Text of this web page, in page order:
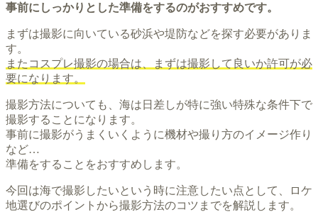
事前にしっかりとした準備をするのがおすすめです。
まずは撮影に向いている砂浜や堤防などを探す必要がありま
す。
またコスプレ撮影の場合は、まずは撮影して良いか許可が必
要になります。
撮影方法についても、海は日差しが特に強い特殊な条件下で
撮影することになります。
事前に撮影がうまくいくように機材や撮り方のイメージ作り
など…
準備をすることをおすすめします。
今回は海で撮影したいという時に注意したい点として、ロケ
地選びのポイントから撮影方法のコツまでを解説します。